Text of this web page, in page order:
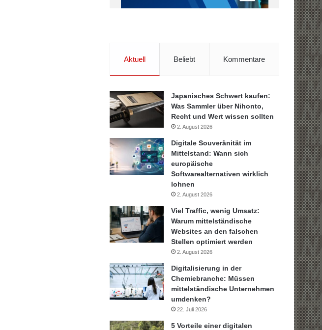
Aktuell Beliebt Kommentare
Japanisches Schwert kaufen:
Was Sammler über Nihonto,
Recht und Wert wissen sollten
2. August 2026
Digitale Souveränität im
Mittelstand: Wann sich
europäische
Softwarealternativen wirklich
lohnen
2. August 2026
Viel Traffic, wenig Umsatz:
Warum mittelständische
Websites an den falschen
Stellen optimiert werden
2. August 2026
Digitalisierung in der
Chemiebranche: Müssen
mittelständische Unternehmen
umdenken?
22. Juli 2026
5 Vorteile einer digitalen